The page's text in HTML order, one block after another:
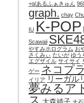
+α/あるふぁきゅん 96
graph. chay
IU K-POP
Scawaii
やすみホログラム お
さくみぃ たいが ゆう
エグザイル サイサイ
ゲー ネコプラ
イリア リーガル
夢みるア
ス